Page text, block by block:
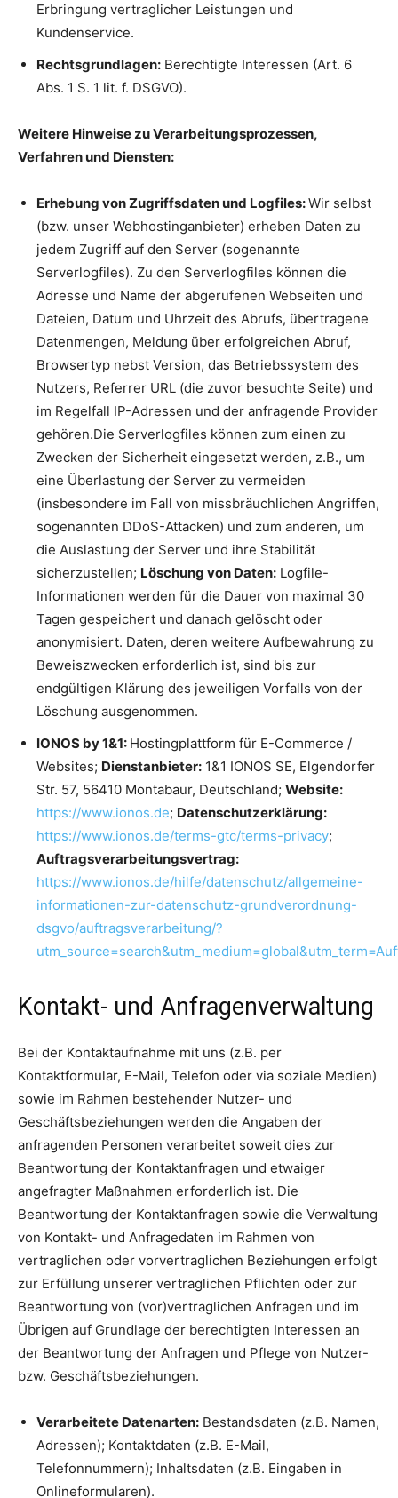
Erbringung vertraglicher Leistungen und
Kundenservice.
Rechtsgrundlagen: Berechtigte Interessen (Art. 6
Abs. 1 S. 1 lit. f. DSGVO).
Weitere Hinweise zu Verarbeitungsprozessen,
Verfahren und Diensten:
Erhebung von Zugriffsdaten und Logfiles:Wir selbst
(bzw. unser Webhostinganbieter) erheben Daten zu
jedem Zugriff auf den Server (sogenannte
Serverlogfiles). Zu den Serverlogfiles können die
Adresse und Name der abgerufenen Webseiten und
Dateien, Datum und Uhrzeit des Abrufs, übertragene
Datenmengen, Meldung über erfolgreichen Abruf,
Browsertyp nebst Version, das Betriebssystem des
Nutzers, Referrer URL (die zuvor besuchte Seite) und
im Regelfall IP-Adressen und der anfragende Provider
gehören.Die Serverlogfiles können zum einen zu
Zwecken der Sicherheit eingesetzt werden, z.B., um
eine Überlastung der Server zu vermeiden
(insbesondere im Fall von missbräuchlichen Angriffen,
sogenannten DDoS-Attacken) und zum anderen, um
die Auslastung der Server und ihre Stabilität
sicherzustellen; Löschung von Daten: Logfile-
Informationen werden für die Dauer von maximal 30
Tagen gespeichert und danach gelöscht oder
anonymisiert. Daten, deren weitere Aufbewahrung zu
Beweiszwecken erforderlich ist, sind bis zur
endgültigen Klärung des jeweiligen Vorfalls von der
Löschung ausgenommen.
IONOS by 1&1: Hostingplattform für E-Commerce /
Websites; Dienstanbieter: 1&1 IONOS SE, Elgendorfer
Str. 57, 56410 Montabaur, Deutschland; Website:
https://www.ionos.de; Datenschutzerklärung:
https://www.ionos.de/terms-gtc/terms-privacy;
Auftragsverarbeitungsvertrag:
https://www.ionos.de/hilfe/datenschutz/allgemeine-
informationen-zur-datenschutz-grundverordnung-
dsgvo/auftragsverarbeitung/?
Kontakt- und Anfragenverwaltung
Bei der Kontaktaufnahme mit uns (z.B. per
Kontaktformular, E-Mail, Telefon oder via soziale Medien)
sowie im Rahmen bestehender Nutzer- und
Geschäftsbeziehungen werden die Angaben der
anfragenden Personen verarbeitet soweit dies zur
Beantwortung der Kontaktanfragen und etwaiger
angefragter Maßnahmen erforderlich ist. Die
Beantwortung der Kontaktanfragen sowie die Verwaltung
von Kontakt- und Anfragedaten im Rahmen von
vertraglichen oder vorvertraglichen Beziehungen erfolgt
zur Erfüllung unserer vertraglichen Pflichten oder zur
Beantwortung von (vor)vertraglichen Anfragen und im
Übrigen auf Grundlage der berechtigten Interessen an
der Beantwortung der Anfragen und Pflege von Nutzer-
bzw. Geschäftsbeziehungen.
Verarbeitete Datenarten: Bestandsdaten (z.B. Namen,
Adressen); Kontaktdaten (z.B. E-Mail,
Telefonnummern); Inhaltsdaten (z.B. Eingaben in
Onlineformularen).